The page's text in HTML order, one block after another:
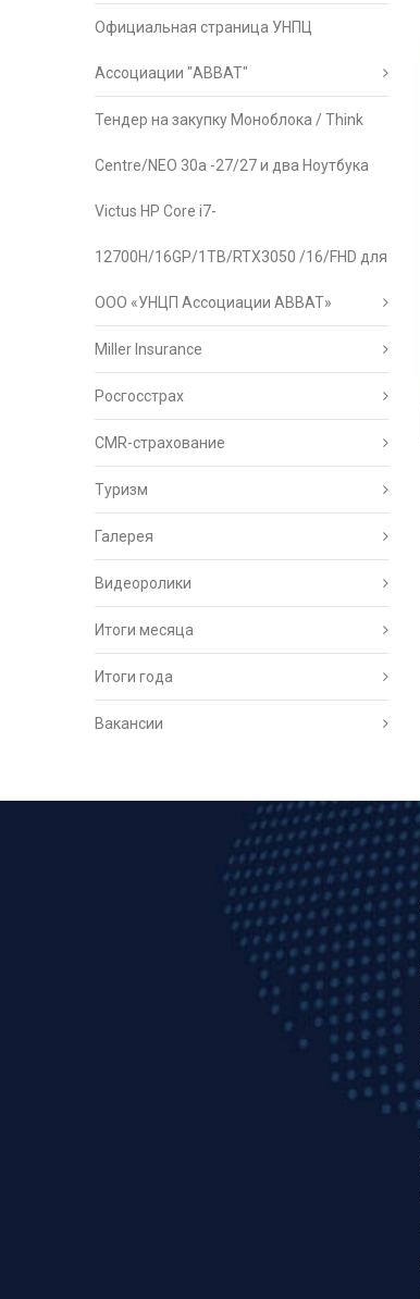
Официальная страница УНПЦ
Ассоциации "АВВАТ"
Тендер на закупку Моноблока / Think
Centre/NEO 30a -27/27 и два Ноутбука
Victus HP Core i7-
12700H/16GP/1TB/RTX3050 /16/FHD для
ООО «УНЦП Ассоциации АВВАТ»
Miller Insurance
Росгосстрах
CMR-страхование
Туризм
Галерея
Видеоролики
Итоги месяца
Итоги года
Вакансии